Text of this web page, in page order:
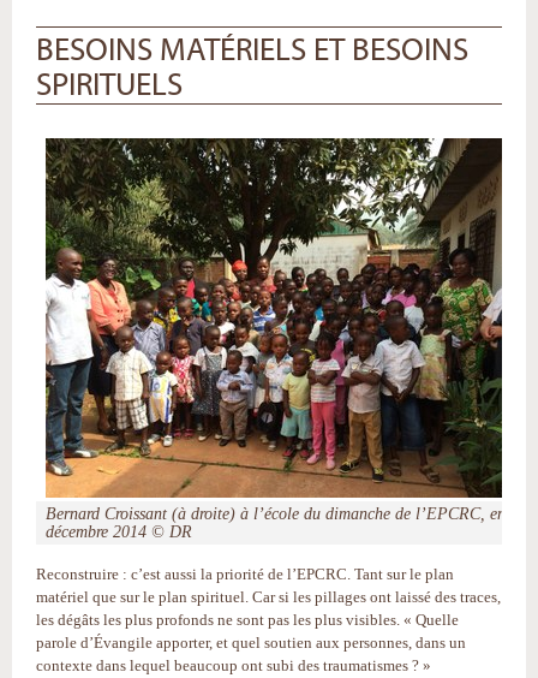
BESOINS MATÉRIELS ET BESOINS
SPIRITUELS
Bernard Croissant (à droite) à l’école du dimanche de l’EPCRC, en
décembre 2014 © DR
Reconstruire : c’est aussi la priorité de l’EPCRC. Tant sur le plan
matériel que sur le plan spirituel. Car si les pillages ont laissé des traces,
les dégâts les plus profonds ne sont pas les plus visibles. « Quelle
parole d’Évangile apporter, et quel soutien aux personnes, dans un
contexte dans lequel beaucoup ont subi des traumatismes ? »